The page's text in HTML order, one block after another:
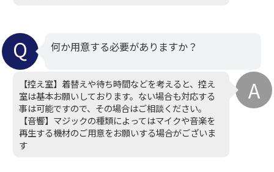
何か用意する必要がありますか？
【控え室】着替えや待ち時間などを考えると、控え
室は基本お願いしております。ない場合も対応する
事は可能ですので、その場合はご相談ください。
【音響】マジックの種類によってはマイクや音楽を
再生する機材のご用意をお願いする場合がございま
す